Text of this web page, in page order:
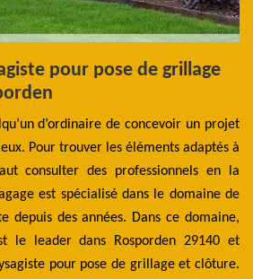
pour pose de grillage
d’ordinaire de concevoir un projet
Pour trouver les éléments adaptés à
consulter des professionnels en la
est spécialisé dans le domaine de
depuis des années. Dans ce domaine,
le leader dans Rosporden 29140 et
pour pose de grillage et clôture.